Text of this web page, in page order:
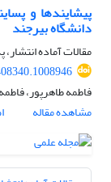
پیشایندها و
دانشگاه بیرجند
مقالات آماده
فاطمه طاهرپور،
مشاهده مقاله